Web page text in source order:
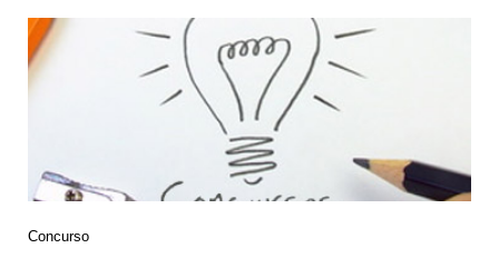
Concurso